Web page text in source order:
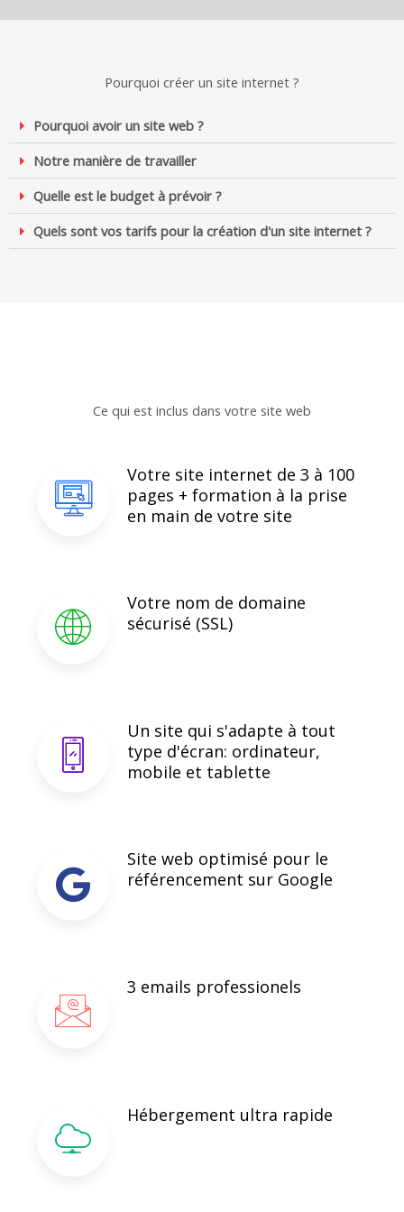
Pourquoi créer un site internet ?
Pourquoi avoir un site web ?
Notre manière de travailler
Quelle est le budget à prévoir ?
Quels sont vos tarifs pour la création d'un site internet ?
Ce qui est inclus dans votre site web
Votre site internet de 3 à 100
pages + formation à la prise
en main de votre site
Votre nom de domaine
sécurisé (SSL)
Un site qui s'adapte à tout
type d'écran: ordinateur,
mobile et tablette
Site web optimisé pour le
référencement sur Google
3 emails professionels
Hébergement ultra rapide